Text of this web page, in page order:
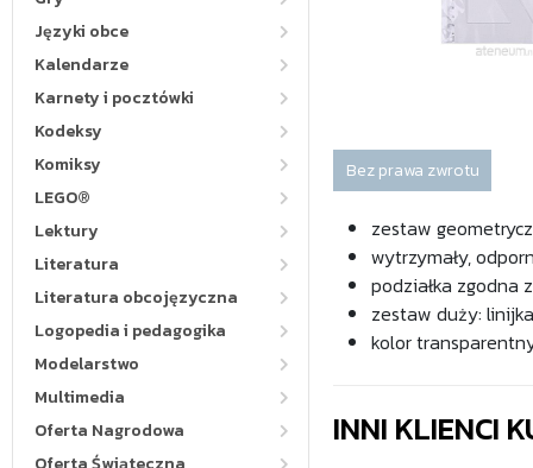
Języki obce
Kalendarze
Karnety i pocztówki
Kodeksy
Komiksy
LEGO®
Lektury
Literatura
Literatura obcojęzyczna
Logopedia i pedagogika
Modelarstwo
Multimedia
Oferta Nagrodowa
Bez prawa zwrotu
zestaw
wytrzymały,
podziałka zgodna
zestaw duży:
kolor
INNI KLIENCI